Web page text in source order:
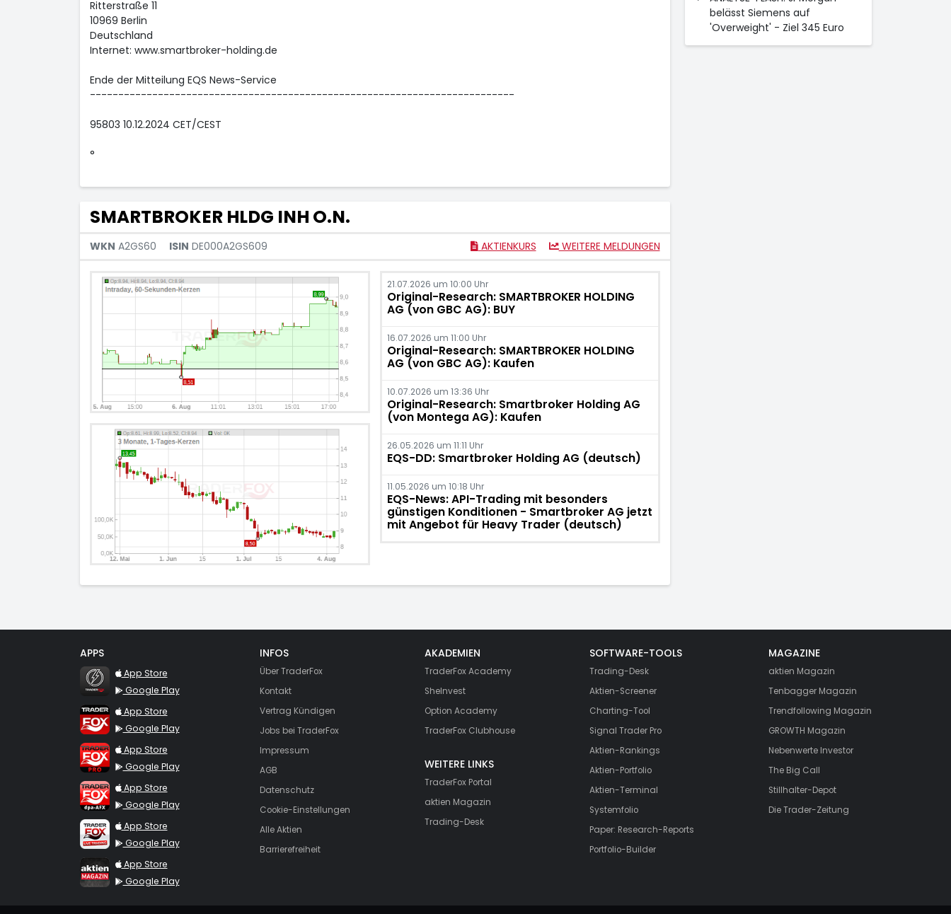
Ritterstraße 11
10969 Berlin
Deutschland
Internet: www.smartbroker-holding.de
Ende der Mitteilung EQS News-Service
---------------------------------------------------------------------------
95803 10.12.2024 CET/CEST
°
SMARTBROKER HLDG INH O.N.
WKN A2GS60 ISIN DE000A2GS609 AKTIENKURS WEITERE MELDUNGEN
21.07.2026 um 10:00 Uhr
Original-Research: SMARTBROKER HOLDING
AG (von GBC AG): BUY
16.07.2026 um 11:00 Uhr
Original-Research: SMARTBROKER HOLDING
AG (von GBC AG): Kaufen
10.07.2026 um 13:36 Uhr
Original-Research: Smartbroker Holding AG
(von Montega AG): Kaufen
26.05.2026 um 11:11 Uhr
EQS-DD: Smartbroker Holding AG (deutsch)
11.05.2026 um 10:18 Uhr
EQS-News: API-Trading mit besonders
günstigen Konditionen - Smartbroker AG jetzt
mit Angebot für Heavy Trader (deutsch)
belässt Siemens auf
'Overweight' - Ziel 345 Euro
APPS
TraderFox Flash
App Store
Google Play
TraderFox App
App Store
Google Play
TraderFox Pro
App Store
Google Play
TraderFox dpa-AFX ProFeed
App Store
Google Play
TraderFox Live Trading
App Store
Google Play
TraderFox aktien Magazin
App Store
Google Play
INFOS
Über TraderFox
Kontakt
Vertrag Kündigen
Jobs bei TraderFox
Impressum
AGB
Datenschutz
Cookie-Einstellungen
Alle Aktien
Barrierefreiheit
AKADEMIEN
TraderFox Academy
SheInvest
Option Academy
TraderFox Clubhouse
WEITERE LINKS
TraderFox Portal
aktien Magazin
Trading-Desk
SOFTWARE-TOOLS
Trading-Desk
Aktien-Screener
Charting-Tool
Signal Trader Pro
Aktien-Rankings
Aktien-Portfolio
Aktien-Terminal
Systemfolio
Paper: Research-Reports
Portfolio-Builder
MAGAZINE
aktien Magazin
Tenbagger Magazin
Trendfollowing Magazin
GROWTH Magazin
Nebenwerte Investor
The Big Call
Stillhalter-Depot
Die Trader-Zeitung